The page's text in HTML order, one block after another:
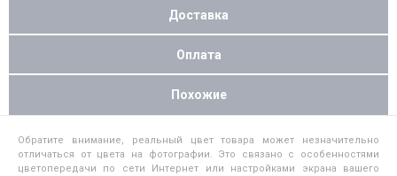
Доставка
Оплата
Похожие
Обратите внимание, реальный цвет товара может незначительно
отличаться от цвета на фотографии. Это связано с особенностями
цветопередачи по сети Интернет или настройками экрана вашего